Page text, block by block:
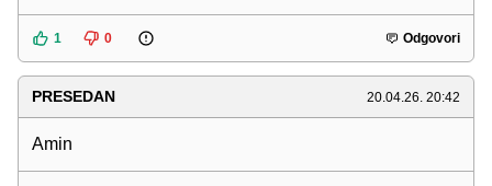
1 0 Odgovori
PRESEDAN 20.04.26. 20:42
Amin